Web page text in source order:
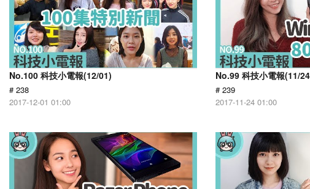
No.100 科技小電報(12/01)
# 238
2017-12-01 01:00
No.99 科技小電報(11/
# 239
2017-11-24 01:00